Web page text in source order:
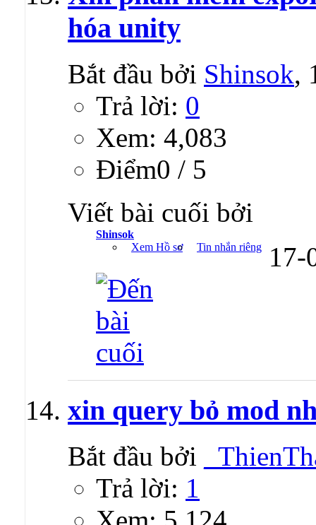
hóa unity
Bắt đầu bởi Shinsok,
Trả lời: 0
Xem: 4,083
Ðiểm0 / 5
Viết bài cuối bởi
Shinsok
Xem Hồ sơ
Tin nhắn riêng
xin query bỏ mod
Bắt đầu bởi
Trả lời: 1